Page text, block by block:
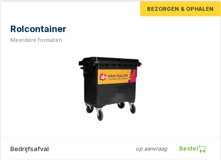
BEZORGEN & OPHALEN
Rolcontainer
Meerdere formaten
Bedrijfsafval op aanvraag Bestel